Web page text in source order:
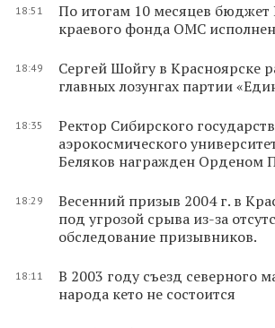
18:51
По итогам 10 месяцев бюджет
краевого фонда ОМС
18:49
Сергей Шойгу в Красноярске
главных лозунгах партии
18:35
Ректор Сибирского
аэрокосмического
Беляков награжден Орденом
18:29
Весенний призыв 2004 г. в
под угрозой срыва из-за
обследование призывников.
18:11
В 2003 году съезд северного
народа кето не состоится